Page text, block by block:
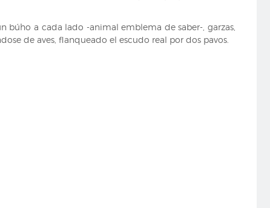
búho a cada lado -animal emblema de saber-, garzas,
de aves, flanqueado el escudo real por dos pavos.